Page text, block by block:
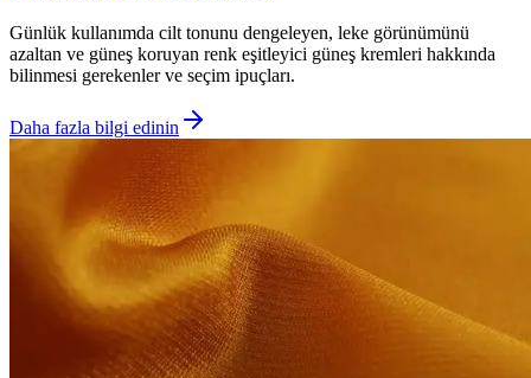
Günlük kullanımda cilt tonunu dengeleyen, leke görünümünü
azaltan ve güneş koruyan renk eşitleyici güneş kremleri hakkında
bilinmesi gerekenler ve seçim ipuçları.
Daha fazla bilgi edinin